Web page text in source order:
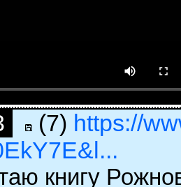
(7) https://
книгу